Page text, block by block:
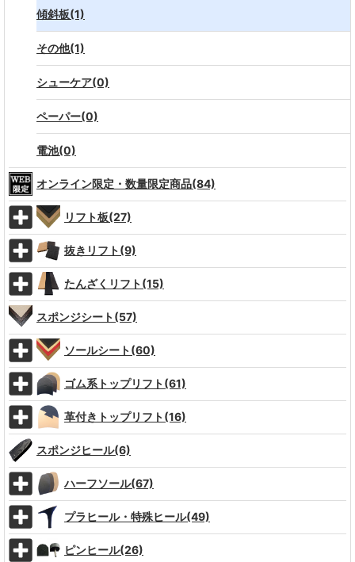
傾斜板(1)
その他(1)
シューケア(0)
ペーパー(0)
電池(0)
オンライン限定・数量限定商品(84)
リフト板(27)
抜きリフト(9)
たんざくリフト(15)
スポンジシート(57)
ソールシート(60)
ゴム系トップリフト(61)
革付きトップリフト(16)
スポンジヒール(6)
ハーフソール(67)
プラヒール・特殊ヒール(49)
ピンヒール(26)